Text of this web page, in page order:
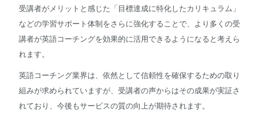
受講者がメリットと感じた「目標達成に特化したカリキュラム」
などの学習サポート体制をさらに強化することで、より多くの受
講者が英語コーチングを効果的に活用できるようになると考えら
れます。
英語コーチング業界は、依然として信頼性を確保するための取り
組みが求められていますが、受講者の声からはその成果が実証さ
れており、今後もサービスの質の向上が期待されます。